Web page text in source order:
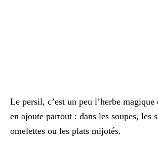
Le persil, c’est un peu l’herbe
en ajoute partout : dans les soupes, les
omelettes ou les plats mijotés.